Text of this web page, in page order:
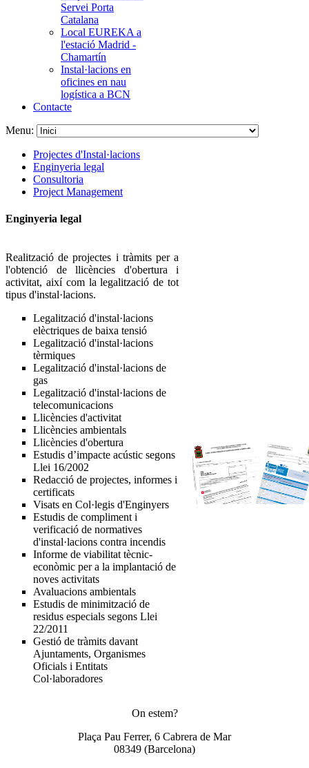
Servei Porta
Catalana
Local EUREKA a
l'estació Madrid -
Chamartín
Instal·lacions en
oficines en nau
logística a BCN
Contacte
Menu:
Projectes d'Instal·lacions
Enginyeria legal
Consultoria
Project Management
Enginyeria legal
Realització de projectes i tràmits per a
l'obtenció de llicències d'obertura i
activitat, així com la legalització de tot
tipus d'instal·lacions.
Legalització d'instal·lacions
elèctriques de baixa tensió
Legalització d'instal·lacions
tèrmiques
Legalització d'instal·lacions de
gas
Legalització d'instal·lacions de
telecomunicacions
Llicències d'activitat
Llicències ambientals
Llicències d'obertura
Estudis d’impacte acústic segons
Llei 16/2002
Redacció de projectes, informes i
certificats
Visats en Col·legis d'Enginyers
Estudis de compliment i
verificació de normatives
d'instal·lacions contra incendis
Informe de viabilitat tècnic-
econòmic per a la implantació de
noves activitats
Avaluacions ambientals
Estudis de minimització de
residus especials segons Llei
22/2011
Gestió de tràmits davant
Ajuntaments, Organismes
Oficials i Entitats
Col·laboradores
On estem?
Plaça Pau Ferrer, 6 Cabrera de Mar
08349 (Barcelona)